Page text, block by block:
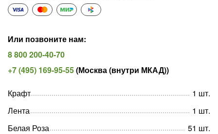
Или позвоните нам:
8 800 200-40-70
+7 (495) 169-95-55(Москва (внутри МКАД))
Крафт 1 шт.
Лента
1 шт.
Белая Роза
51 шт.